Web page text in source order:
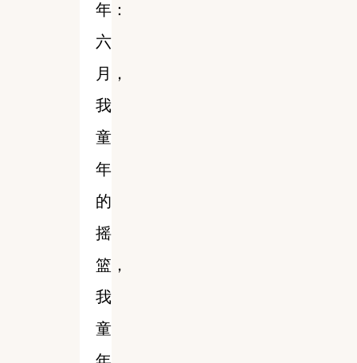
年：
六
月，
我
童
年
的
摇
篮，
我
童